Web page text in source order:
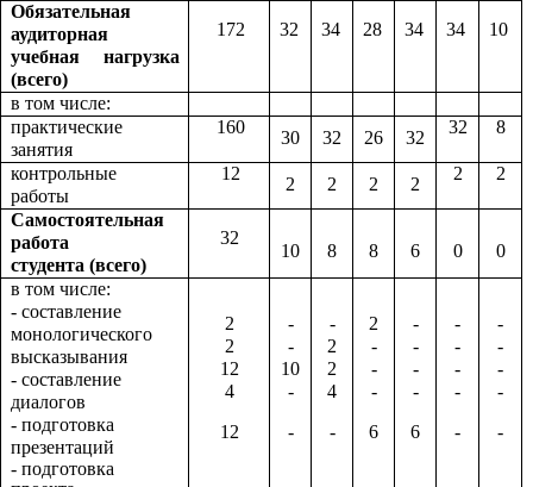
Обязательная
аудиторная
учебная нагрузка
(всего)
172 32 34 28 34 34 10
в том числе:
практические
занятия
160
30 32 26 32
32 8
контрольные
работы
12
2 2 2 2
2 2
Самостоятельная
работа
студента (всего)
32
10 8 8 6 0
0
в том числе:
- составление
монологического
высказывания
- составление
диалогов
- подготовка
презентаций
- подготовка
2
2
12
4
12
-
-
10
-
-
-
2
2
4
-
2
-
-
-
6
-
-
-
-
6
-
-
-
-
-
-
-
-
-
-